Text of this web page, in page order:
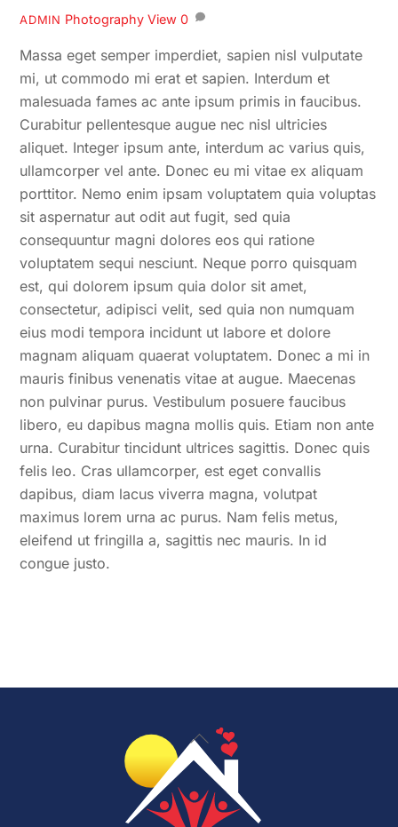
ADMIN Photography View 0
Massa eget semper imperdiet, sapien nisl vulputate
mi, ut commodo mi erat et sapien. Interdum et
malesuada fames ac ante ipsum primis in faucibus.
Curabitur pellentesque augue nec nisl ultricies
aliquet. Integer ipsum ante, interdum ac varius quis,
ullamcorper vel ante. Donec eu mi vitae ex aliquam
porttitor. Nemo enim ipsam voluptatem quia voluptas
sit aspernatur aut odit aut fugit, sed quia
consequuntur magni dolores eos qui ratione
voluptatem sequi nesciunt. Neque porro quisquam
est, qui dolorem ipsum quia dolor sit amet,
consectetur, adipisci velit, sed quia non numquam
eius modi tempora incidunt ut labore et dolore
magnam aliquam quaerat voluptatem. Donec a mi in
mauris finibus venenatis vitae at augue. Maecenas
non pulvinar purus. Vestibulum posuere faucibus
libero, eu dapibus magna mollis quis. Etiam non ante
urna. Curabitur tincidunt ultrices sagittis. Donec quis
felis leo. Cras ullamcorper, est eget convallis
dapibus, diam lacus viverra magna, volutpat
maximus lorem urna ac purus. Nam felis metus,
eleifend ut fringilla a, sagittis nec mauris. In id
congue justo.
Back
To
Top